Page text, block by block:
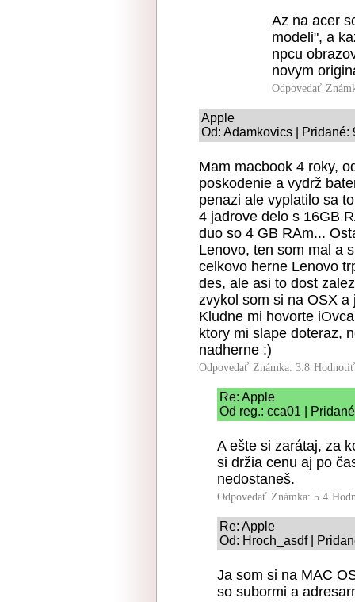
Az na acer
modeli", a
npcu
novym
Odpovedať
Apple
Od: Adamkovics | Pridané:
Mam macbook 4 roky,
poskodenie a vydrž
penazi ale vyplatilo sa
4 jadrove delo s 16GB
duo so 4 GB RAm...
Lenovo, ten som mal a
celkovo herne Lenovo
des, ale asi to dost
zvykol som si na OSX
Kludne mi hovorte
ktory mi slape doteraz,
nadherne :)
Odpovedať Známka: 3.8
Re: Apple
Od reg.: cca01 |
A ešte si zarátaj, za
si držia cenu aj po
nedostaneš.
Odpovedať Známka: 5.4
Re: Apple
Od: Hroch_asdf |
Ja som si na MAC
so subormi a